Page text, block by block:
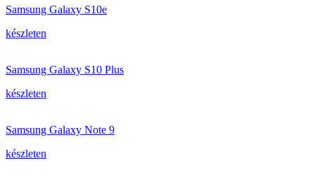
Samsung Galaxy S10e
készleten
Samsung Galaxy S10 Plus
készleten
Samsung Galaxy Note 9
készleten